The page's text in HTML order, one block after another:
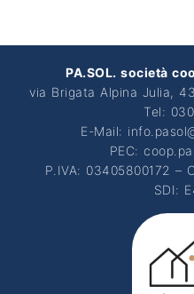
PA.SOL. società
via Brigata Alpina Julia,
Tel:
E-Mail:
PEC:
P.IVA: 03405800172 –
SDI: